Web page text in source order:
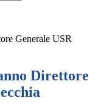
Generale USR
Direttore